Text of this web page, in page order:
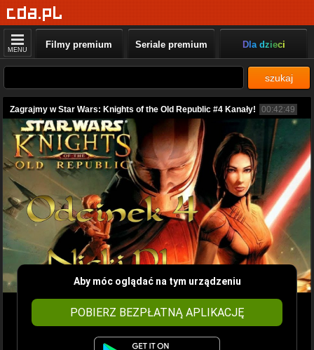
MENU Filmy premium Seriale premium Dla dzieci
szukaj
Zagrajmy w Star Wars: Knights of the Old Republic #4 Kanały! 00:42:49
Aby móc oglądać na tym urządzeniu
POBIERZ BEZPŁATNĄ APLIKACJĘ